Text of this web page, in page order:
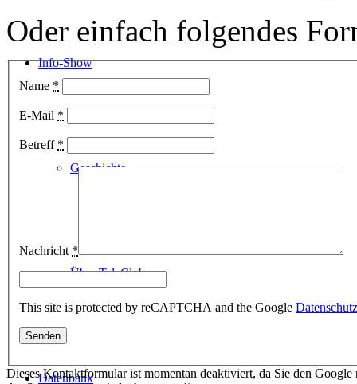
Info-Show
Geschichte
Über TeleClub
Datenbank
Oder einfach folgendes
Name *
E-Mail *
Betreff *
Nachricht *
This site is protected by reCAPTCHA and the Google
Dieses Kontaktformular ist momentan deaktiviert, da Sie den